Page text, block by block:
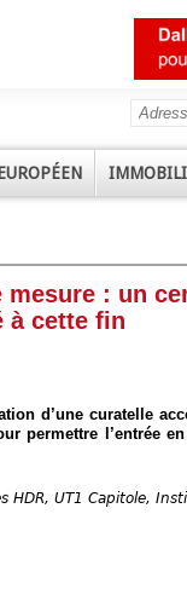
mesure : un
à cette fin
d’une curatelle
permettre l’entrée
HDR, UT1 Capitole,